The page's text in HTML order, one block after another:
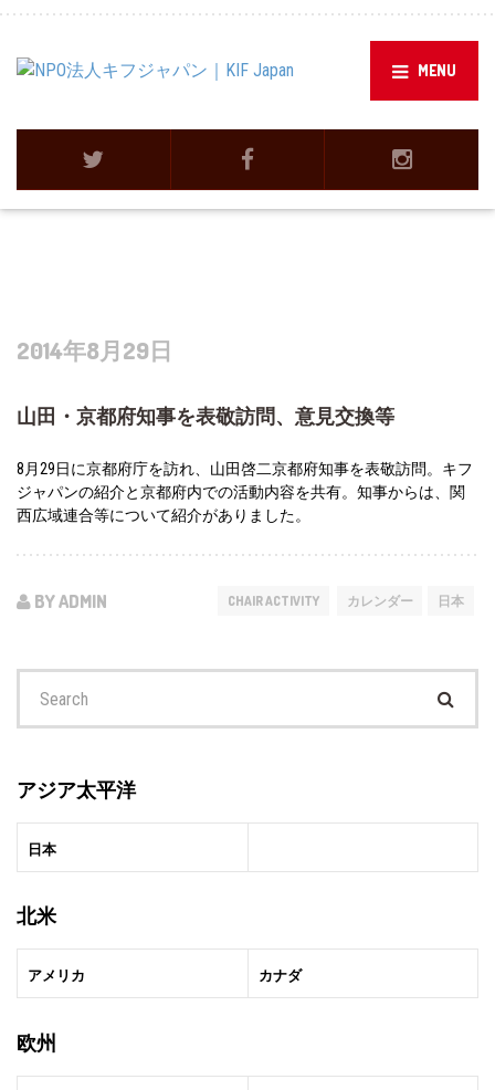
MENU
2014年8月29日
山田・京都府知事を表敬訪問、意見交換等
8月29日に京都府庁を訪れ、山田啓二京都府知事を表敬訪問。キフ
ジャパンの紹介と京都府内での活動内容を共有。知事からは、関
西広域連合等について紹介がありました。
BY ADMIN CHAIR ACTIVITY カレンダー 日本
for:
アジア太平洋
日本
北米
アメリカ カナダ
欧州